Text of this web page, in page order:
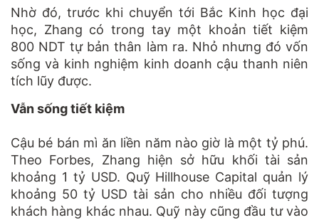
Nhờ đó, trước khi chuyển tới Bắc Kinh học đại
học, Zhang có trong tay một khoản tiết kiệm
800 NDT tự bản thân làm ra. Nhỏ nhưng đó vốn
sống và kinh nghiệm kinh doanh cậu thanh niên
tích lũy được.
Vẫn sống tiết kiệm
Cậu bé bán mì ăn liền năm nào giờ là một tỷ phú.
Theo Forbes, Zhang hiện sở hữu khối tài sản
khoảng 1 tỷ USD. Quỹ Hillhouse Capital quản lý
khoảng 50 tỷ USD tài sản cho nhiều đối tượng
khách hàng khác nhau. Quỹ này cũng đầu tư vào